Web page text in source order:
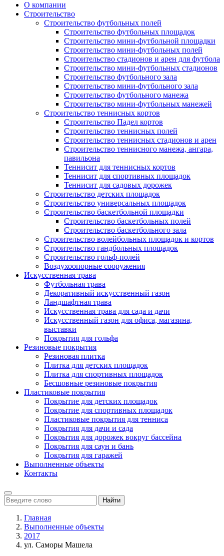
О компании
Строительство
Строительство футбольных полей
Строительство футбольных площадок
Строительство мини-футбольной площадки
Строительство мини-футбольных полей
Строительство стадионов и арен для футбола
Строительство мини-футбольных стадионов
Строительство футбольного зала
Строительство мини-футбольного зала
Строительство футбольного манежа
Строительство мини-футбольных манежей
Строительство теннисных кортов
Строительство Падел кортов
Строительство теннисных полей
Строительство теннисных стадионов и арен
Строительство теннисного манежа, ангара,
павильона
Теннисит для теннисных кортов
Теннисит для спортивных площадок
Теннисит для садовых дорожек
Строительство детских площадок
Строительство универсальных площадок
Строительство баскетбольной площадки
Строительство баскетбольных полей
Строительство баскетбольного зала
Строительство волейбольных площадок и кортов
Строительство гандбольных площадок
Строительство гольф-полей
Воздухоопорные сооружения
Искусственная трава
Футбольная трава
Декоративный искусственный газон
Ландшафтная трава
Искусственная трава для сада и дачи
Искусственный газон для офиса, магазина,
выставки
Покрытия для гольфа
Резиновые покрытия
Резиновая плитка
Плитка для детских площадок
Плитка для спортивных площадок
Бесшовные резиновые покрытия
Пластиковые покрытия
Покрытие для детских площадок
Покрытие для спортивных площадок
Пластиковые покрытия для тенниса
Покрытия для дачи и сада
Покрытия для дорожек вокруг бассейна
Покрытия для саун и бань
Покрытия для гаражей
Выполненные объекты
Контакты
Найти
Главная
Выполненные объекты
2017
ул. Саморы Машела